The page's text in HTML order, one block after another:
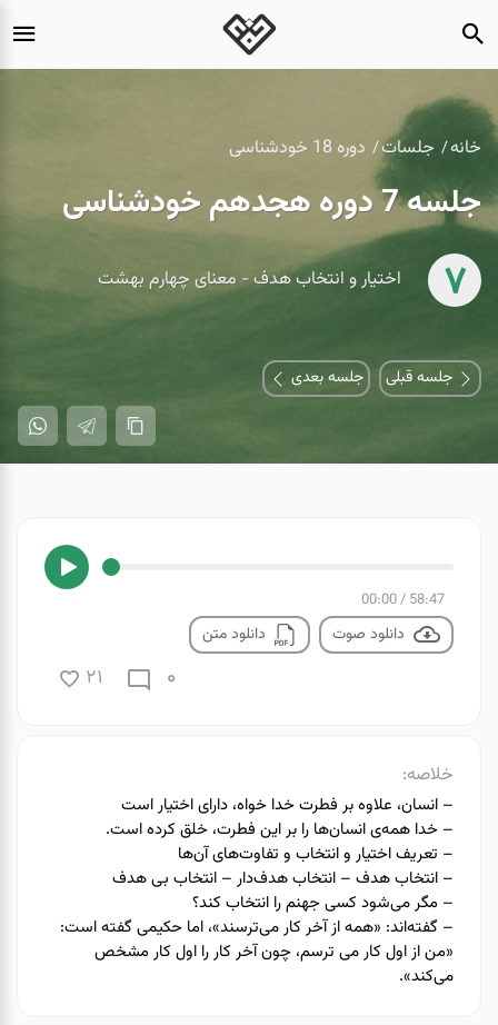
خانه جلسات دوره 18 خودشناسی
جلسه 7 دوره هجدهم خودشناسی
7 اختیار و انتخاب هدف - معنای چهارم بهشت
جلسه قبلی جلسه بعدی
خلاصه:
– انسان، علاوه بر فطرت خدا خواه، دارای اختیار است
– خدا همه‌ی انسان‌ها را بر این فطرت، خلق کرده است.
– تعریف اختیار و انتخاب و تفاوت‌های آن‌ها
– انتخاب هدف – انتخاب هدف‌دار – انتخاب بی هدف
– مگر می‌شود کسی جهنم را انتخاب کند؟
– گفته‌اند: «همه از آخر کار می‌ترسند»، اما حکیمی گفته است:
«من از اول کار می ترسم، چون آخر کار را اول کار مشخص
می‌کند».
58:47
/
00:00
دانلود صوت دانلود متن
0
21